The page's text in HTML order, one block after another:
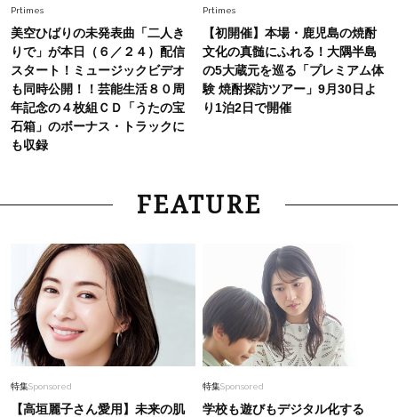
どんな顔タイプにも合う！40代にカジュアルす
ぎない【キャップ＆ハット】4選
Prtimes
美空ひばりの未発表曲「二人き
りで」が本日（６／２４）配信
スタート！ミュージックビデオ
も同時公開！！芸能生活８０周
年記念の４枚組ＣＤ「うたの宝
石箱」のボーナス・トラックに
も収録
Prtimes
【初開催】本場・鹿児島の焼酎
文化の真髄にふれる！大隅半島
の5大蔵元を巡る「プレミアム体
験 焼酎探訪ツアー」9月30日よ
り1泊2日で開催
FEATURE
特集Sponsored
【高垣麗子さん愛用】未来の肌
特集Sponsored
学校も遊びもデジタル化する